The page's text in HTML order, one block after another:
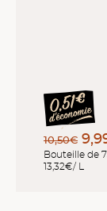
10,50€
Bouteille de
13,32€/ L